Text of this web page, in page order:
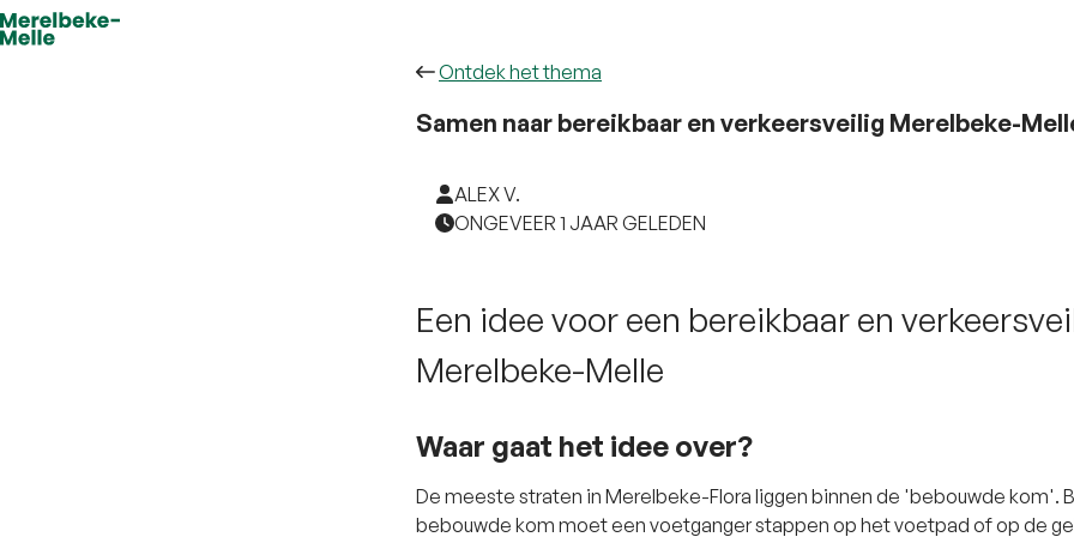
Ontdek het thema
Samen naar bereikbaar en verkeersveilig Merelbeke-
ALEX V.
ONGEVEER 1 JAAR GELEDEN
Een idee voor een bereikbaar en
Merelbeke-Melle
Waar gaat het idee over?
De meeste straten in Merelbeke-Flora liggen binnen de 'bebouwde kom'.
bebouwde kom moet een voetganger stappen op het voetpad of op de